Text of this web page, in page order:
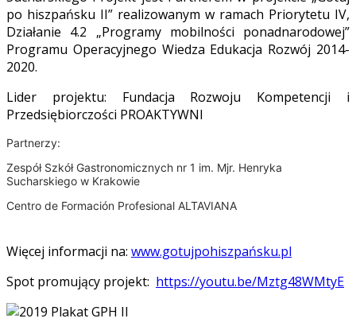
po hiszpańsku II” realizowanym w ramach Priorytetu IV,
Działanie 4.2 „Programy mobilności ponadnarodowej”
Programu Operacyjnego Wiedza Edukacja Rozwój 2014-
2020.
Lider projektu: Fundacja Rozwoju Kompetencji i
Przedsiębiorczości PROAKTYWNI
Partnerzy:
Zespół Szkół Gastronomicznych nr 1 im. Mjr. Henryka
Sucharskiego w Krakowie
Centro de Formación Profesional ALTAVIANA
Więcej informacji na: www.gotujpohiszpańsku.pl
Spot promujący projekt: https://youtu.be/Mztg48WMtyE